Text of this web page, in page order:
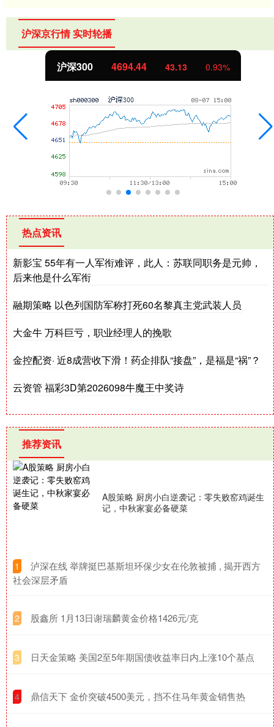
沪深京行情 实时轮播
北证50 1134.24 11.37 1.01%
热点资讯
新影宝 55年有一人军衔难评，此人：苏联同职务是元帅，
后来他是什么军衔
融期策略 以色列国防军称打死60名黎真主党武装人员
大金牛 万科巨亏，职业经理人的挽歌
金控配资· 近8成营收下滑！药企排队“接盘”，是福是“祸”？
云资管 福彩3D第2026098牛魔王中奖诗
推荐资讯
A股策略 厨房小白逆袭记：零失败窑鸡诞生
记，中秋家宴必备硬菜
1
​泸深在线 举牌挺巴基斯坦环保少女在伦敦被捕 , 揭开西方
社会深层矛盾
2 ​股鑫所 1月13日谢瑞麟黄金价格1426元/克
3 ​日天金策略 美国2至5年期国债收益率日内上涨10个基点
4 ​鼎信天下 金价突破4500美元，挡不住马年黄金销售热